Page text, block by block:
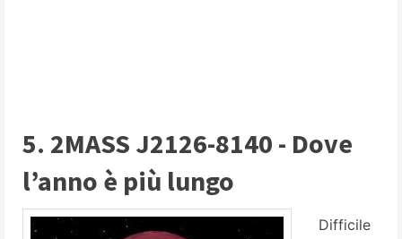
5. 2MASS J2126-8140 - Dove
l’anno è più lungo
Difficile